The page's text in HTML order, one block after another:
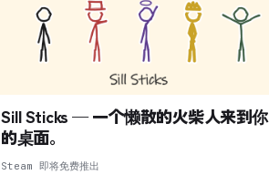
Sill Sticks — 一个懒散的火柴人来到你
的桌面。
Steam 即将免费推出